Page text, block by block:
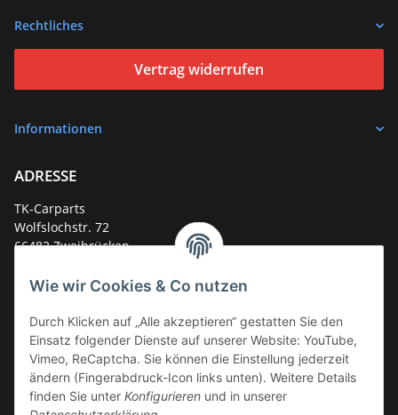
Wie wir Cookies & Co nutzen
Durch Klicken auf „Alle akzeptieren“ gestatten Sie den
Einsatz folgender Dienste auf unserer Website: YouTube,
Vimeo, ReCaptcha. Sie können die Einstellung jederzeit
ändern (Fingerabdruck-Icon links unten). Weitere Details
finden Sie unter Konfigurieren und in unserer
Rechtliches
Vertrag widerrufen
Informationen
ADRESSE
TK-Carparts
Wolfslochstr. 72
66482 Zweibrücken
Service-Hotline +49 (0)6332 - 48 58 48
E-Mail:mail@tk-carparts.de
Montag-Donnerstag von 13 bis 16 Uhr